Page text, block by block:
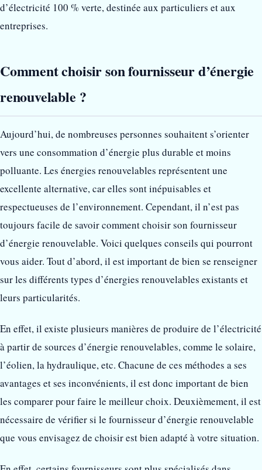
d’électricité 100 % verte, destinée aux particuliers et aux
entreprises.
Comment choisir son fournisseur d’énergie
renouvelable ?
Aujourd’hui, de nombreuses personnes souhaitent s’orienter
vers une consommation d’énergie plus durable et moins
polluante. Les énergies renouvelables représentent une
excellente alternative, car elles sont inépuisables et
respectueuses de l’environnement. Cependant, il n’est pas
toujours facile de savoir comment choisir son fournisseur
d’énergie renouvelable. Voici quelques conseils qui pourront
vous aider. Tout d’abord, il est important de bien se renseigner
sur les différents types d’énergies renouvelables existants et
leurs particularités.
En effet, il existe plusieurs manières de produire de l’électricité
à partir de sources d’énergie renouvelables, comme le solaire,
l’éolien, la hydraulique, etc. Chacune de ces méthodes a ses
avantages et ses inconvénients, il est donc important de bien
les comparer pour faire le meilleur choix. Deuxièmement, il est
nécessaire de vérifier si le fournisseur d’énergie renouvelable
que vous envisagez de choisir est bien adapté à votre situation.